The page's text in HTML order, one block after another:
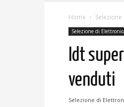
Home
Selezione di
Idt
venduti
Selezione di